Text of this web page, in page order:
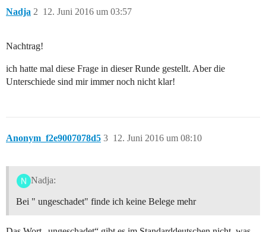
Nadja 12. Juni 2016 um 03:57
2
Nachtrag!
ich hatte mal diese Frage in dieser Runde gestellt. Aber die
Unterschiede sind mir immer noch nicht klar!
Anonym_f2e9007078d5 12. Juni 2016 um 08:10
3
Nadja:
Bei " ungeschadet" finde ich keine Belege mehr